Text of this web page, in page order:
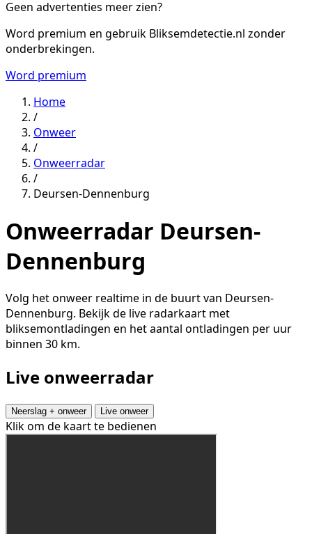
Geen advertenties meer zien?
Word premium en gebruik Bliksemdetectie.nl zonder
onderbrekingen.
Word premium
Home
/
Onweer
/
Onweerradar
/
Deursen-Dennenburg
Onweerradar Deursen-
Dennenburg
Volg het onweer realtime in de buurt van Deursen-
Dennenburg. Bekijk de live radarkaart met
bliksemontladingen en het aantal ontladingen per uur
binnen 30 km.
Live onweerradar
Neerslag + onweer Live onweer
Klik om de kaart te bedienen